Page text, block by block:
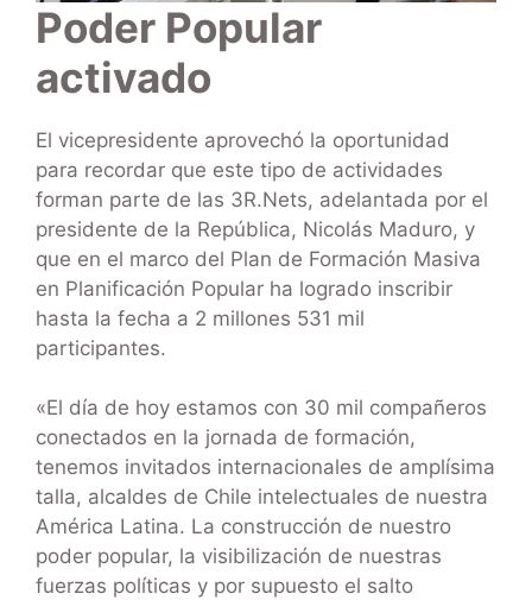
Poder Popular
activado
El vicepresidente aprovechó la oportunidad
para recordar que este tipo de actividades
forman parte de las 3R.Nets, adelantada por el
presidente de la República, Nicolás Maduro, y
que en el marco del Plan de Formación Masiva
en Planificación Popular ha logrado inscribir
hasta la fecha a 2 millones 531 mil
participantes.
«El día de hoy estamos con 30 mil compañeros
conectados en la jornada de formación,
tenemos invitados internacionales de amplísima
talla, alcaldes de Chile intelectuales de nuestra
América Latina. La construcción de nuestro
poder popular, la visibilización de nuestras
fuerzas políticas y por supuesto el salto